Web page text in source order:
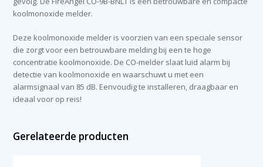
koolmonoxide melder.
Deze koolmonoxide melder is voorzien van een speciale sensor
die zorgt voor een betrouwbare melding bij een te hoge
concentratie koolmonoxide. De CO-melder slaat luid alarm bij
detectie van koolmonoxide en waarschuwt u met een
alarmsignaal van 85 dB. Eenvoudig te installeren, draagbaar en
ideaal voor op reis!
Gerelateerde producten